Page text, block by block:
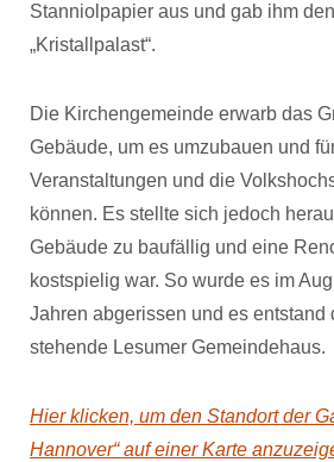
Stanniolpapier aus und gab ihm
„Kristallpalast“.
Die Kirchengemeinde erwarb das
Gebäude, um es umzubauen und
Veranstaltungen und die
können. Es stellte sich jedoch
Gebäude zu baufällig und eine
kostspielig war. So wurde es im
Jahren abgerissen und es entstand
stehende Lesumer Gemeindehaus.
Hier klicken, um den Standort der
Hannover“ auf einer Karte